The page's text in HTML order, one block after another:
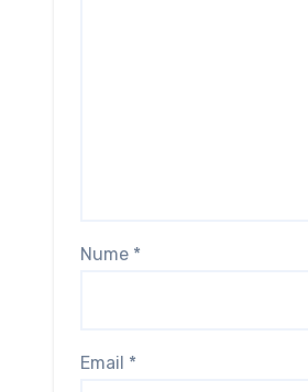
Nume *
Email *